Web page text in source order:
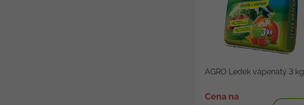
AGRO Ledek vápenatý 3 kg
Cena na